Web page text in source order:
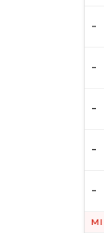
–
–
–
–
–